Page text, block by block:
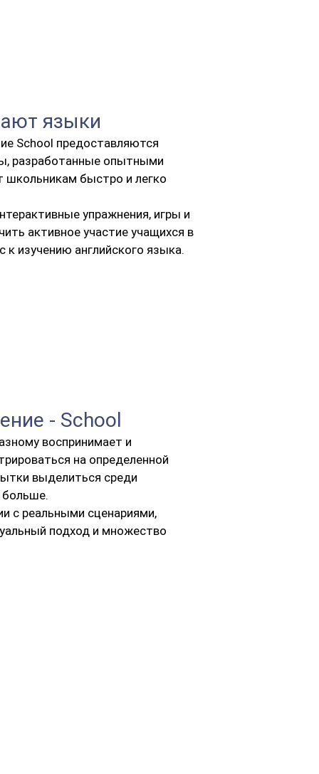
языки
School предоставляются
разработанные опытными
школьникам быстро и легко
упражнения, игры и
активное участие учащихся в
к изучению английского языка.
- School
воспринимает и
на определенной
выделиться среди
больше.
с реальными сценариями,
подход и множество